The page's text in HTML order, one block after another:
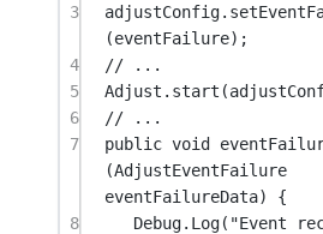
3
adjustConfig.
(eventFailure);
4
// ...
5
Adjust. start
6
// ...
7
public void
(AdjustEventFailure
eventFailureData) {
8
Debug. Log( "Event